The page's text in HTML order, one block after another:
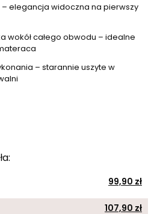
– elegancja widoczna na pierwszy
wokół całego obwodu – idealne
– starannie uszyte w
99,90 zł
107,90 zł